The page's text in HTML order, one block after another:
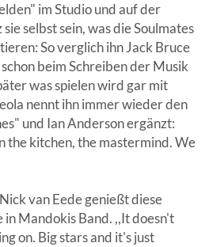
im Studio und auf der
selbst sein, was die Soulmates
So verglich ihn Jack Bruce
beim Schreiben der Musik
was spielen wird gar mit
nennt ihn immer wieder den
und Ian Anderson ergänzt:
the kitchen, the mastermind. We
van Eede genießt diese
Mandokis Band. ,,It doesn't
on. Big stars and it's just